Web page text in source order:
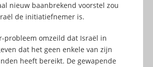
nieuw baanbrekend voorstel zou
de initiatiefnemer is.
probleem omzeild dat Israël in
dat het geen enkele van zijn
heeft bereikt. De gewapende